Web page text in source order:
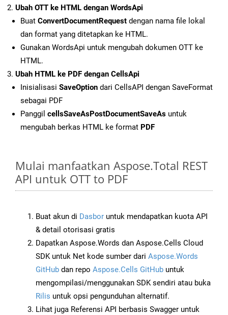
Ubah OTT ke HTML dengan WordsApi
Buat ConvertDocumentRequest dengan nama file lokal
dan format yang ditetapkan ke HTML.
Gunakan WordsApi untuk mengubah dokumen OTT ke
HTML.
Ubah HTML ke PDF dengan CellsApi
Inisialisasi SaveOption dari CellsAPI dengan SaveFormat
sebagai PDF
Panggil cellsSaveAsPostDocumentSaveAs untuk
mengubah berkas HTML ke format PDF
Mulai manfaatkan Aspose.Total REST
API untuk OTT to PDF
Buat akun di Dasbor untuk mendapatkan kuota API
& detail otorisasi gratis
Dapatkan Aspose.Words dan Aspose.Cells Cloud
SDK untuk Net kode sumber dari Aspose.Words
GitHub dan repo Aspose.Cells GitHub untuk
mengompilasi/menggunakan SDK sendiri atau buka
Rilis untuk opsi pengunduhan alternatif.
Lihat juga Referensi API berbasis Swagger untuk